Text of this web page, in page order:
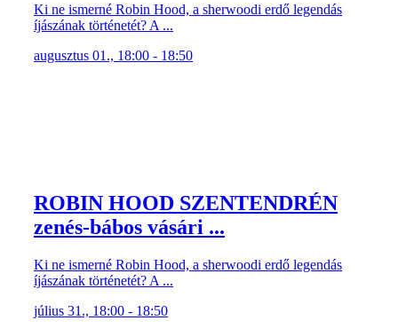
Ki ne ismerné Robin Hood, a sherwoodi erdő legendás
íjászának történetét? A ...
augusztus 01., 18:00 - 18:50
ROBIN HOOD SZENTENDRÉN
zenés-bábos vásári ...
Ki ne ismerné Robin Hood, a sherwoodi erdő legendás
íjászának történetét? A ...
július 31., 18:00 - 18:50